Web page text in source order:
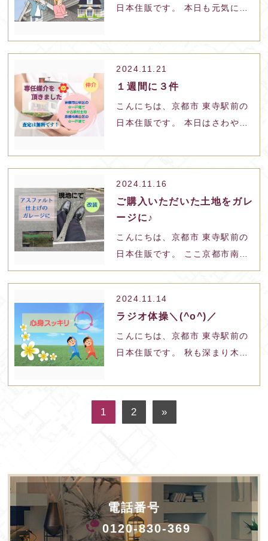
日本住販です。 本日も元気に営
2024.11.21
１週間に３件
こんにちは、京都市 東寺駅前の
日本住販です。 本日はさわやか
2024.11.16
ご購入いただいた土地をガレ
ージに♪
こんにちは、京都市 東寺駅前の
日本住販です。 ここ京都市南区
は朝から雨が降ったり止んだり
す。 お出かけの際はお足元にお
気をつけください。
2024.11.14
ラジオ体操＼(^o^)／
こんにちは、京都市 東寺駅前の
日本住販です。 秋も深まり木々
本日も元気に営業しておりま
す。
1 2 »
電話番号
0120-830-369